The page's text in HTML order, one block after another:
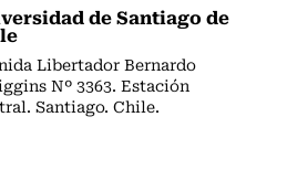
de Santiago de
Libertador Bernardo
Nº 3363. Estación
Santiago. Chile.